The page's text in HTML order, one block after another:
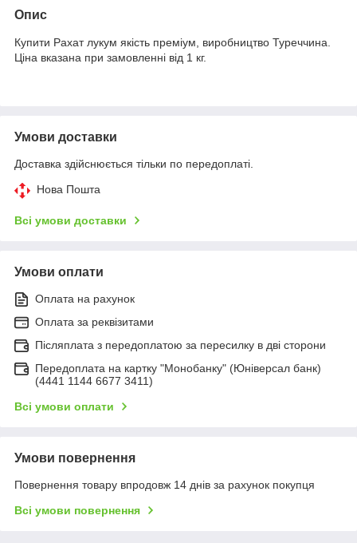
Опис
Купити Рахат лукум якість преміум, виробництво Туреччина.
Ціна вказана при замовленні від 1 кг.
Умови доставки
Доставка здійснюється тільки по передоплаті.
Нова Пошта
Всі умови доставки
Умови оплати
Оплата на рахунок
Оплата за реквізитами
Післяплата з передоплатою за пересилку в дві сторони
Передоплата на картку "Монобанку" (Юніверсал банк)
(4441 1144 6677 3411)
Всі умови оплати
Умови повернення
Повернення товару впродовж 14 днів за рахунок покупця
Всі умови повернення